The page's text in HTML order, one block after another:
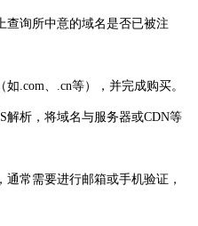
询所中意的域名是否已被注
、.cn等），并完成购买。
析，将域名与服务器或CDN等
常需要进行邮箱或手机验证，